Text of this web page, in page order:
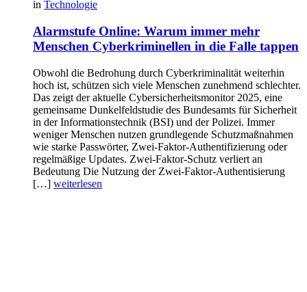
in Technologie
Alarmstufe Online: Warum immer mehr
Menschen Cyberkriminellen in die Falle tappen
Obwohl die Bedrohung durch Cyberkriminalität weiterhin
hoch ist, schützen sich viele Menschen zunehmend schlechter.
Das zeigt der aktuelle Cybersicherheitsmonitor 2025, eine
gemeinsame Dunkelfeldstudie des Bundesamts für Sicherheit
in der Informationstechnik (BSI) und der Polizei. Immer
weniger Menschen nutzen grundlegende Schutzmaßnahmen
wie starke Passwörter, Zwei-Faktor-Authentifizierung oder
regelmäßige Updates. Zwei-Faktor-Schutz verliert an
Bedeutung Die Nutzung der Zwei-Faktor-Authentisierung
[…] weiterlesen